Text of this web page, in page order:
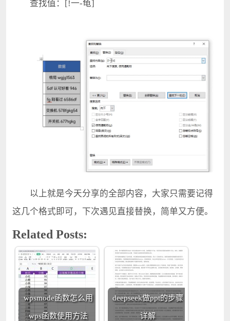
查找值：[!一-龟]
以上就是今天分享的全部内容，大家只需要记得
这几个格式即可，下次遇见直接替换，简单又方便。
Related Posts:
wpsmode函数怎么用
wps函数使用方法
deepseek做ppt的步骤
详解